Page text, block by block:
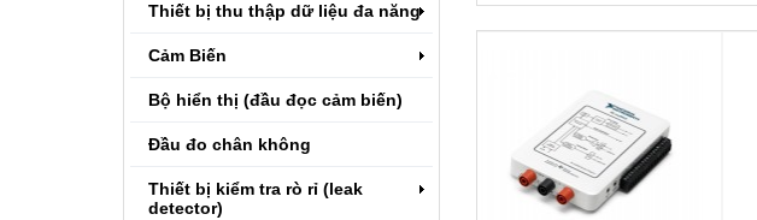
Thiết bị thu thập dữ liệu đa năng
Cảm Biến
Bộ hiển thị (đầu đọc cảm biến)
Đầu đo chân không
Thiết bị kiểm tra rò rỉ (leak
detector)